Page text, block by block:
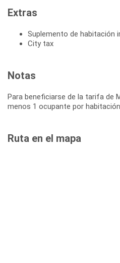
Extras
Suplemento de habitación
City tax
Notas
Para beneficiarse de la tarifa de
menos 1 ocupante por
Ruta en el mapa